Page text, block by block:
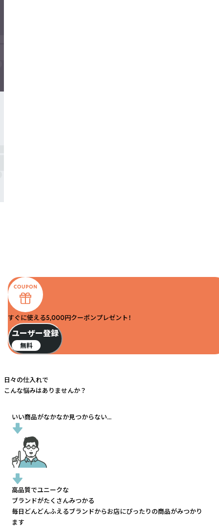
すぐに使える5,000円クーポンプレゼント！
ユーザー登録
無料
日々の仕入れで
こんな悩みはありませんか？
いい商品がなかなか見つからない...
高品質でユニークな
ブランドがたくさんみつかる
毎日どんどんふえるブランドからお店にぴったりの商品がみつかり
ます